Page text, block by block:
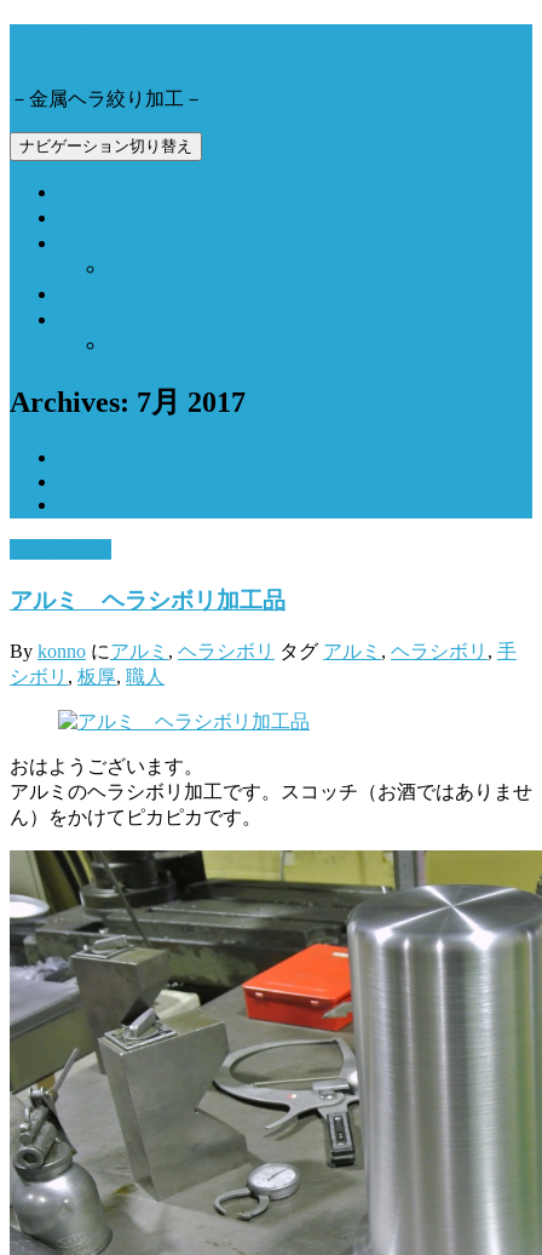
－金属ヘラ絞り加工－
ナビゲーション切り替え
Archives: 7月 2017
アルミ ヘラシボリ加工品
By konno にアルミ , ヘラシボリ タグ アルミ , ヘラシボリ , 手
シボリ , 板厚, 職人
おはようございます。
アルミのヘラシボリ加工です。スコッチ（お酒ではありませ
ん）をかけてピカピカです。